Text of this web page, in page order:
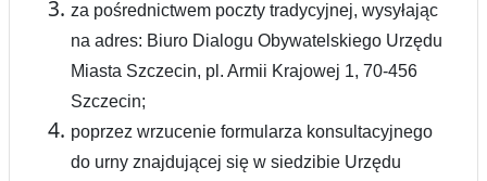
za pośrednictwem poczty tradycyjnej, wysyłając
na adres: Biuro Dialogu Obywatelskiego Urzędu
Miasta Szczecin, pl. Armii Krajowej 1, 70-456
Szczecin;
poprzez wrzucenie formularza konsultacyjnego
do urny znajdującej się w siedzibie Urzędu